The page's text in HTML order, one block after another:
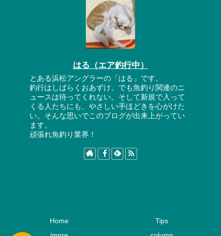
はる（エア釣行中）
とある浜松アングラーの「はる」です。
釣行はしばらくおあずけ。でも魚釣り関連のニ
ュースは待ってくれない。そして新規で入って
くる人たちにも、やさしい手ほどきを心がけた
い。そんな思いでこのブログが出来上がってい
ます。
頑張れ魚釣り業界！
Home
Tips